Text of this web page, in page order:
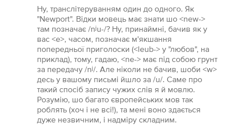
Ну, транслітеруванням один до одного. Як
"Newport". Відки мовець має знати шо <new->
там позначає /nʲu-/? Ну, принаймні, бачив як у
вас <e>, часом, позначає м'якшання
попередньої приголоски (<leub-> у "любов", на
приклад), тому, гадаю, <ne-> має під собою грунт
за передачу /nʲ/. Але ніколи не бачив, шоби <w>
десь у вашому письмі йшло за /u/. Саме про
такий спосіб запису чужих слів я й мовлю.
Розумію, шо багато європейських мов так
роблять (хоч і не всі!), та мені воно здається
дуже незвичним, і надміру складним.